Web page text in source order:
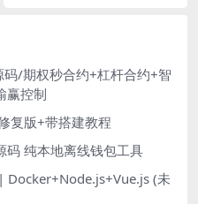
/期权秒合约+杠杆合约+智
赢控制
复版+带搭建教程
码 纯本地离线钱包工具
Docker+Node.js+Vue.js (未